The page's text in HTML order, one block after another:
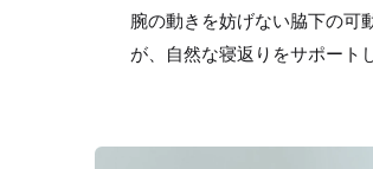
腕の動きを妨げない脇下の可
が、自然な寝返りをサポート